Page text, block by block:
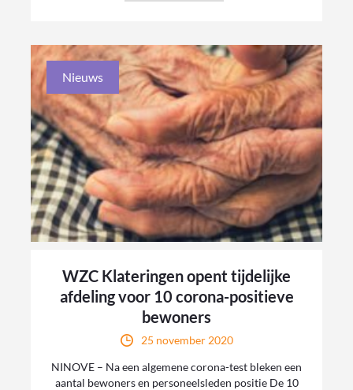
Nieuws
WZC Klateringen opent tijdelijke
afdeling voor 10 corona-positieve
bewoners
25 november 2020
NINOVE – Na een algemene corona-test bleken een
aantal bewoners en personeelsleden positie De 10